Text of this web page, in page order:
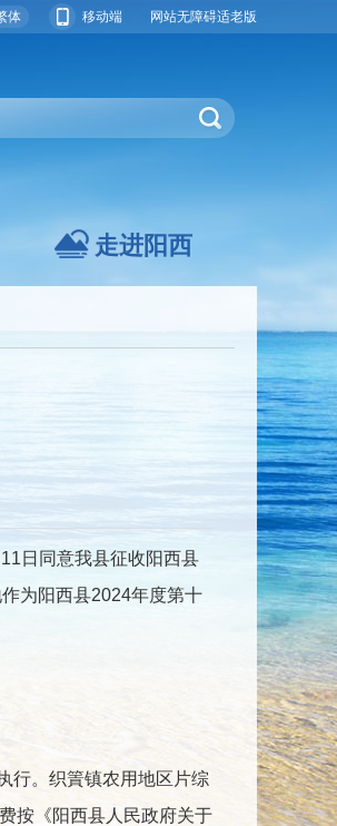
体 移动端 网站无障碍适老版
走进阳西
日同意我县征收阳西县
为阳西县2024年度第十
行。织篢镇农用地区片综
按《阳西县人民政府关于